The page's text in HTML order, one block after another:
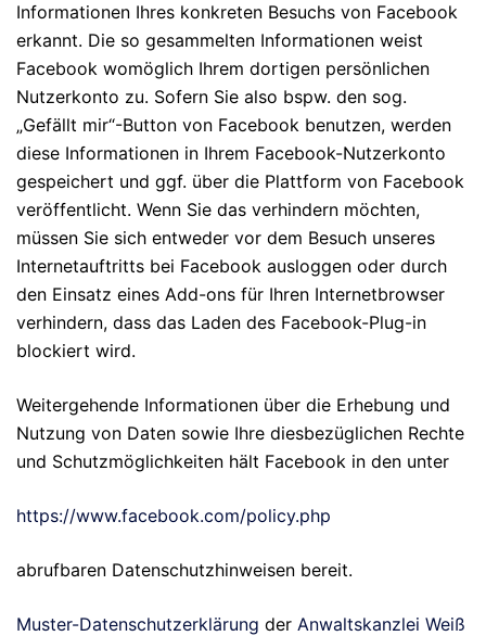
Informationen Ihres konkreten Besuchs von Facebook
erkannt. Die so gesammelten Informationen weist
Facebook womöglich Ihrem dortigen persönlichen
Nutzerkonto zu. Sofern Sie also bspw. den sog.
„Gefällt mir“-Button von Facebook benutzen, werden
diese Informationen in Ihrem Facebook-Nutzerkonto
gespeichert und ggf. über die Plattform von Facebook
veröffentlicht. Wenn Sie das verhindern möchten,
müssen Sie sich entweder vor dem Besuch unseres
Internetauftritts bei Facebook ausloggen oder durch
den Einsatz eines Add-ons für Ihren Internetbrowser
verhindern, dass das Laden des Facebook-Plug-in
blockiert wird.
Weitergehende Informationen über die Erhebung und
Nutzung von Daten sowie Ihre diesbezüglichen Rechte
und Schutzmöglichkeiten hält Facebook in den unter
https://www.facebook.com/policy.php
abrufbaren Datenschutzhinweisen bereit.
Muster-Datenschutzerklärung der Anwaltskanzlei Weiß